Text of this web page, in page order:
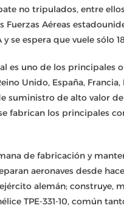
no tripulados, entre
Fuerzas Aéreas
se espera que vuele sólo
es uno de los principales
Unido, España,
suministro de alto valor
fabrican los principales
de fabricación y
aeronaves desde
alemán; construye,
TPE-331-10, común